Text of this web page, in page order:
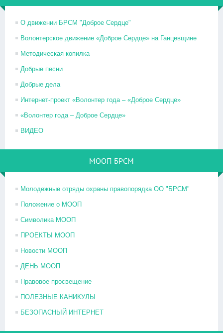
О движении БРСМ "Доброе Сердце"
Волонтерское движение «Доброе Сердце» на Ганцевщине
Методическая копилка
Добрые песни
Добрые дела
Интернет-проект «Волонтер года – «Доброе Сердце»
«Волонтер года – Доброе Сердце»
ВИДЕО
МООП БРСМ
Молодежные отряды охраны правопорядка ОО "БРСМ"
Положение о МООП
Символика МООП
ПРОЕКТЫ МООП
Новости МООП
ДЕНЬ МООП
Правовое просвещение
ПОЛЕЗНЫЕ КАНИКУЛЫ
БЕЗОПАСНЫЙ ИНТЕРНЕТ